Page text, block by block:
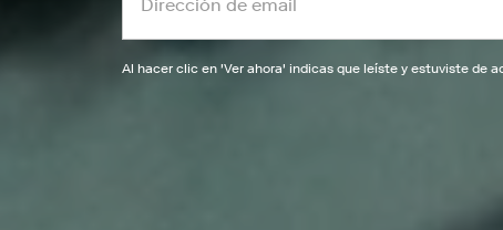
Al hacer clic en 'Ver ahora' indicas que leíste y estuviste de